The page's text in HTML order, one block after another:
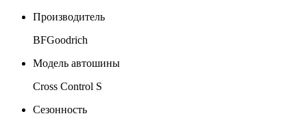
Производитель
BFGoodrich
Модель автошины
Cross Control S
Сезонность